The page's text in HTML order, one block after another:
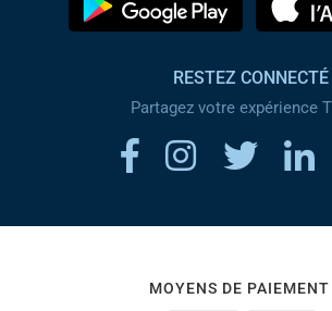
RESTEZ CONNECTÉ
Partagez votre expérience
MOYENS DE PAIEMENT